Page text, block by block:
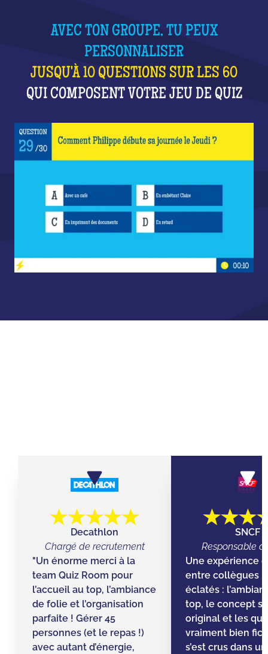
AVEC TON GROUPE, TU PEUX
PERSONNALISER
JUSQU'À 10 QUESTIONS SUR LES 60
QUI COMPOSENT VOTRE JEU DE QUIZ
Decathlon
Chargé de recrutement
"Un énorme merci à la
team Quiz Room pour
l’accueil au top, l’ambiance
de folie et l’organisation
parfaite ! Gérer 45
personnes (et le repas !)
avec autant d’énergie,
SNCF
Responsable
Une expérience
entre collègues !
éclatés :
top, le concept
original et les
vraiment bien
s’est crus dans